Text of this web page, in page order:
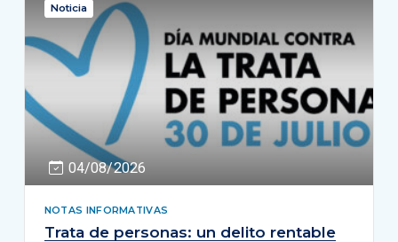
Noticia
04/08/2026
NOTAS INFORMATIVAS
Trata de personas: un delito rentable